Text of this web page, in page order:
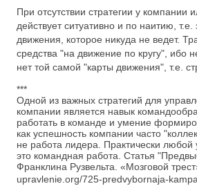
При отсутствии стратегии у компании
действует ситуативно и по наитию, т.е.
движения, которое никуда не ведет.
средства "на движение по кругу", ибо
нет той самой "карты движения", т.е.
***
Одной из важных стратегий для
компании является навык
работать в команде и умение
как успешность компании часто
не работа лидера. Практически
это командная работа. Статья
Франклина Рузвельта. «Мозговой
upravlenie.org/725-predvybornaja-